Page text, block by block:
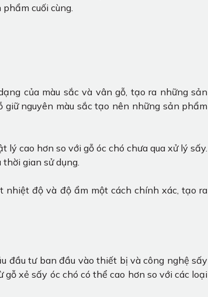
cuối cùng.
của màu sắc và vân gỗ, tạo ra những sản
nguyên màu sắc tạo nên những sản phẩm
cao hơn so với gỗ óc chó chưa qua xử lý sấy.
gian sử dụng.
nhiệt độ và độ ẩm một cách chính xác, tạo ra
đầu tư ban đầu vào thiết bị và công nghệ sấy
xẻ sấy óc chó có thể cao hơn so với các loại